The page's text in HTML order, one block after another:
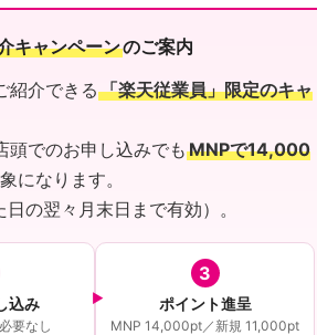
キャンペーンのご案内
紹介できる 「楽天従業員」限定のキャ
頭でのお申し込みでもMNPで14,000
になります。
日の翌々月末日まで有効）。
込み
要なし
3
ポイント進呈
MNP 14,000pt／新規 11,000pt